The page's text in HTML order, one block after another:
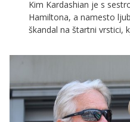
Kim Kardashian je s
Hamiltona, a namesto
škandal na štartni vrstici,
Martina Brundla.